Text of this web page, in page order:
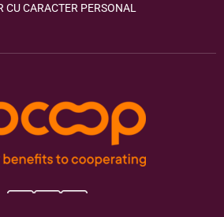
CU CARACTER PERSONAL